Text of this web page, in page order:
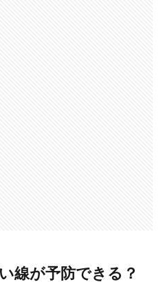
線が予防できる？